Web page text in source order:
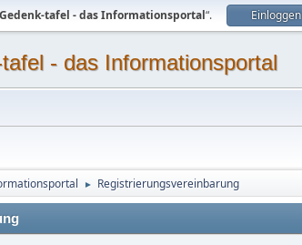
tafel - das Informationsportal“. Einloggen
- das Informationsportal
► Registrierungsvereinbarung